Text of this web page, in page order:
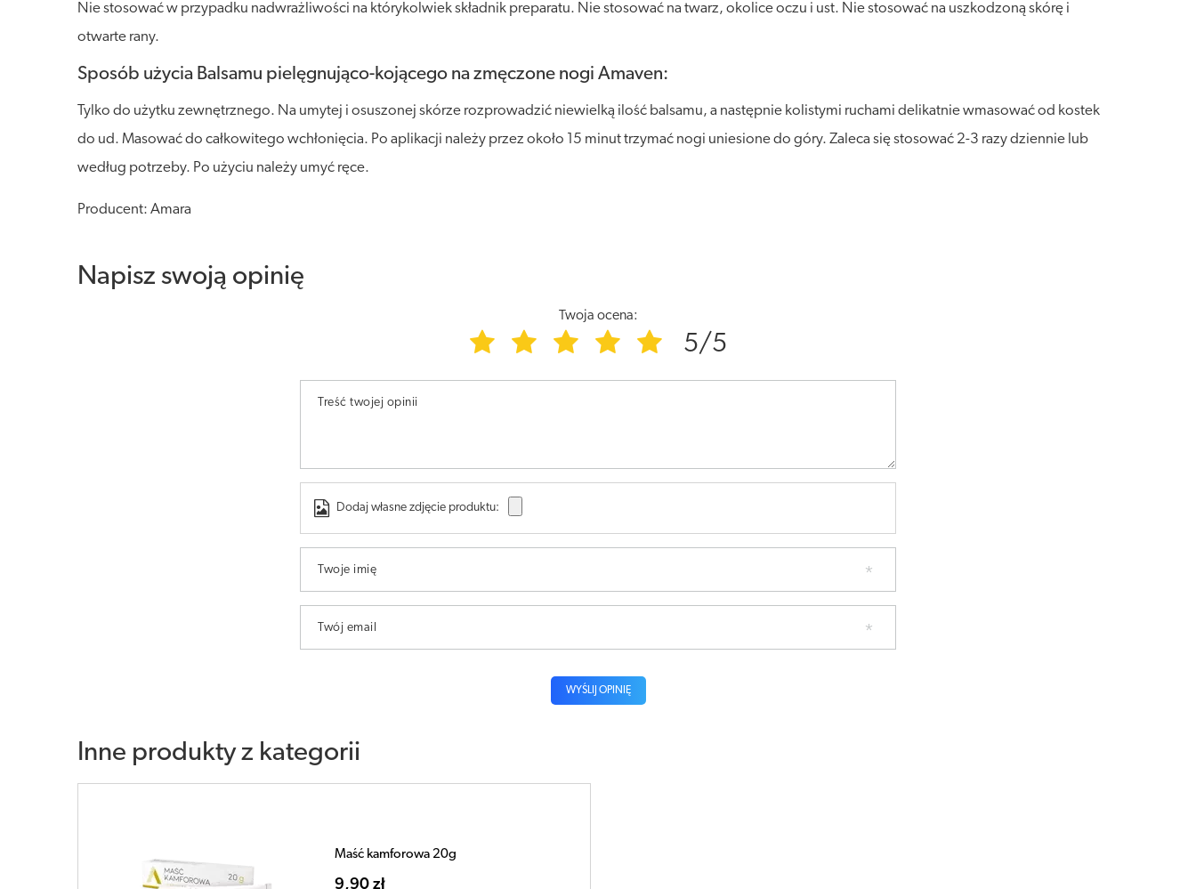
Nie stosować w przypadku nadwrażliwości na którykolwiek składnik preparatu. Nie stosować na twarz, okolice oczu i ust. Nie stosować na uszkodzoną skórę i
otwarte rany.
Sposób użycia Balsamu pielęgnująco-kojącego na zmęczone nogi Amaven:
Tylko do użytku zewnętrznego. Na umytej i osuszonej skórze rozprowadzić niewielką ilość balsamu, a następnie kolistymi ruchami delikatnie wmasować od kostek
do ud. Masować do całkowitego wchłonięcia. Po aplikacji należy przez około 15 minut trzymać nogi uniesione do góry. Zaleca się stosować 2-3 razy dziennie lub
według potrzeby. Po użyciu należy umyć ręce.
Producent: Amara
Napisz swoją opinię
Twoja ocena:
5/5
Treść twojej opinii
Dodaj własne zdjęcie produktu:
Twoje imię
Twój email
WYŚLIJ OPINIĘ
Inne produkty z kategorii
Maść kamforowa 20g
9,90 zł